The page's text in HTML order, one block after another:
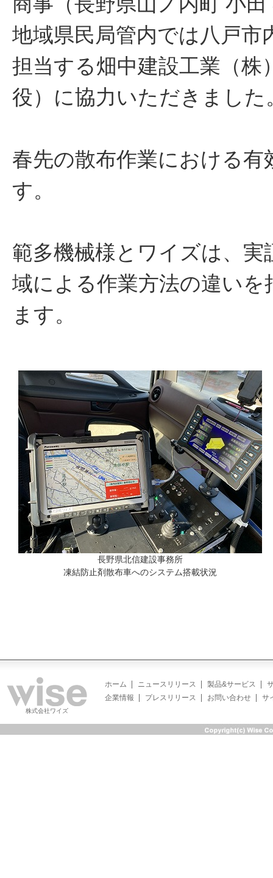
地域県民局管内では八戸
担当する畑中建設工業（株
役）に協力いただきました
春先の散布作業における
す。
範多機械様とワイズは、
域による作業方法の違い
ます。
長野県北信建設事務所
凍結防止剤散布車へのシステム搭載状況
株式会社ワイズ
ホーム ニュースリリース 製品&サービス
企業情報
プレスリリース お問い合わせ サ